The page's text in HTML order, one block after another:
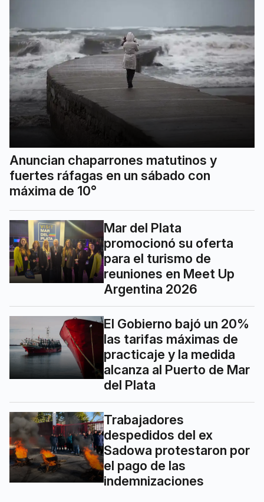
Anuncian chaparrones matutinos y
fuertes ráfagas en un sábado con
máxima de 10°
Mar del Plata
promocionó su oferta
para el turismo de
reuniones en Meet Up
Argentina 2026
El Gobierno bajó un 20%
las tarifas máximas de
practicaje y la medida
alcanza al Puerto de Mar
del Plata
Trabajadores
despedidos del ex
Sadowa protestaron por
el pago de las
indemnizaciones